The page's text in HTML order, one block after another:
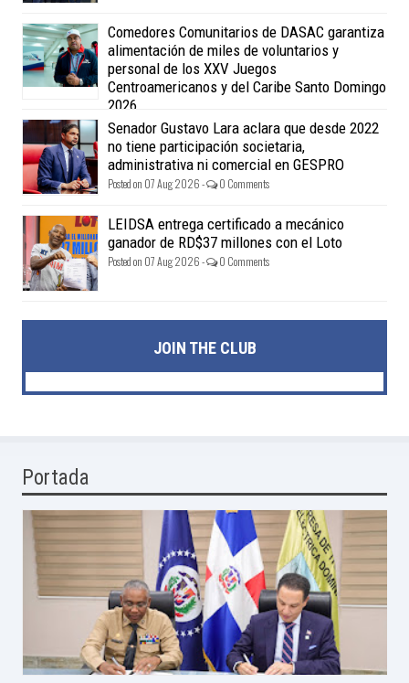
Comedores Comunitarios de DASAC garantiza
alimentación de miles de voluntarios y
personal de los XXV Juegos
Centroamericanos y del Caribe Santo Domingo
2026
Posted on 07 Aug 2026 - 0 Comments
Senador Gustavo Lara aclara que desde 2022
no tiene participación societaria,
administrativa ni comercial en GESPRO
Posted on 07 Aug 2026 - 0 Comments
LEIDSA entrega certificado a mecánico
ganador de RD$37 millones con el Loto
Posted on 07 Aug 2026 - 0 Comments
JOIN THE CLUB
Portada